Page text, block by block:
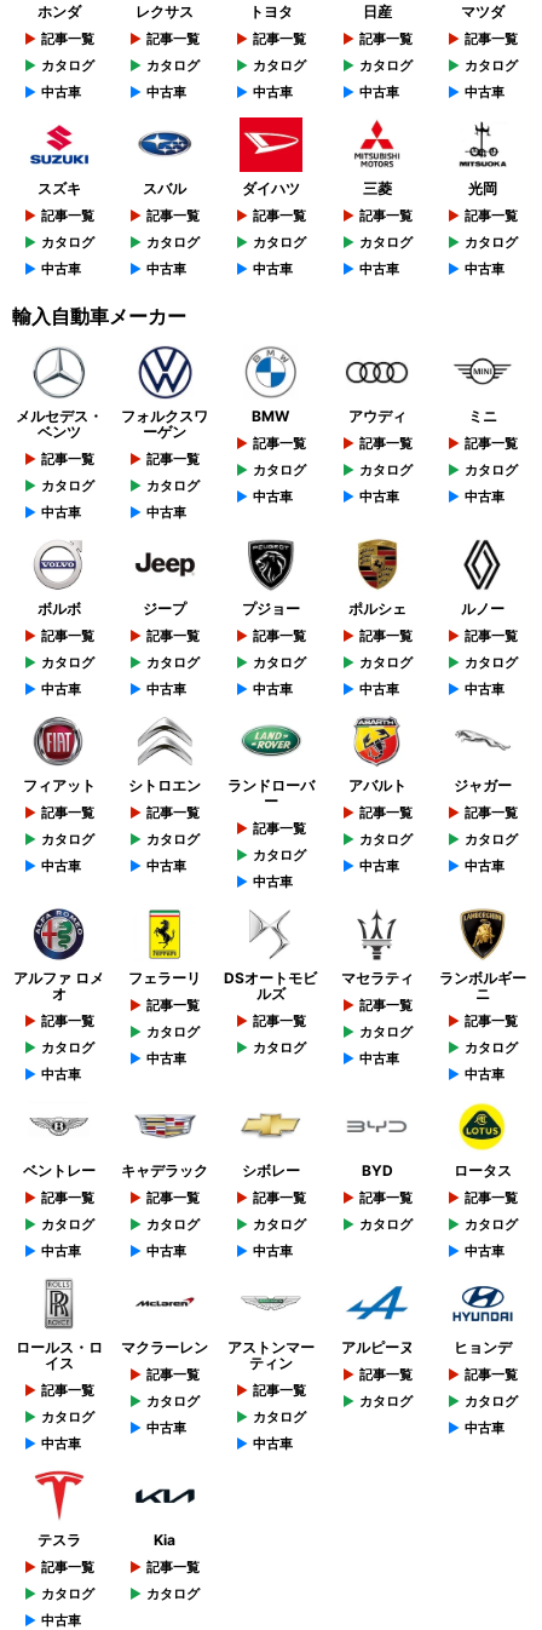
ホンダ
記事一覧
カタログ
中古車
レクサス
記事一覧
カタログ
中古車
トヨタ
記事一覧
カタログ
中古車
日産
記事一覧
カタログ
中古車
マツダ
記事一覧
カタログ
中古車
スズキ
記事一覧
カタログ
中古車
スバル
記事一覧
カタログ
中古車
ダイハツ
記事一覧
カタログ
中古車
三菱
記事一覧
カタログ
中古車
光岡
記事一覧
カタログ
中古車
輸入自動車メーカー
メルセデス・
ベンツ
記事一覧
カタログ
中古車
フォルクスワ
ーゲン
記事一覧
カタログ
中古車
BMW
記事一覧
カタログ
中古車
アウディ
記事一覧
カタログ
中古車
ミニ
記事一覧
カタログ
中古車
ボルボ
記事一覧
カタログ
中古車
ジープ
記事一覧
カタログ
中古車
プジョー
記事一覧
カタログ
中古車
ポルシェ
記事一覧
カタログ
中古車
ルノー
記事一覧
カタログ
中古車
フィアット
記事一覧
カタログ
中古車
シトロエン
記事一覧
カタログ
中古車
ランドローバ
ー
記事一覧
カタログ
中古車
アバルト
記事一覧
カタログ
中古車
ジャガー
記事一覧
カタログ
中古車
アルファ ロメ
オ
記事一覧
カタログ
中古車
フェラーリ
記事一覧
カタログ
中古車
DSオートモビ
ルズ
記事一覧
カタログ
マセラティ
記事一覧
カタログ
中古車
ランボルギー
ニ
記事一覧
カタログ
中古車
ベントレー
記事一覧
カタログ
中古車
キャデラック
記事一覧
カタログ
中古車
シボレー
記事一覧
カタログ
中古車
BYD
記事一覧
カタログ
ロータス
記事一覧
カタログ
中古車
ロールス・ロ
イス
記事一覧
カタログ
中古車
マクラーレン
記事一覧
カタログ
中古車
アストンマー
ティン
記事一覧
カタログ
中古車
アルピーヌ
記事一覧
カタログ
ヒョンデ
記事一覧
カタログ
中古車
テスラ
記事一覧
カタログ
中古車
Kia
記事一覧
カタログ